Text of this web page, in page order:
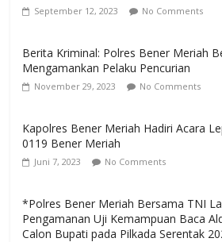
September 12, 2023 No Comments
Berita Kriminal: Polres Bener Meriah
Mengamankan Pelaku Pencurian
November 29, 2023 No Comments
Kapolres Bener Meriah Hadiri Acara
0119 Bener Meriah
Juni 7, 2023 No Comments
*Polres Bener Meriah Bersama TNI
Pengamanan Uji Kemampuan Baca
Calon Bupati pada Pilkada Serentak